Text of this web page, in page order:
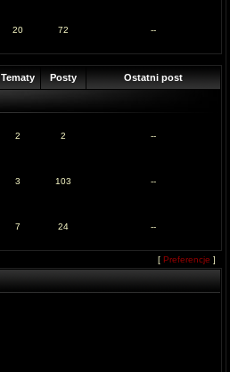
20 72 --
Tematy Posty Ostatni post
2 2 --
3 103 --
7 24 --
[ Preferencje ]